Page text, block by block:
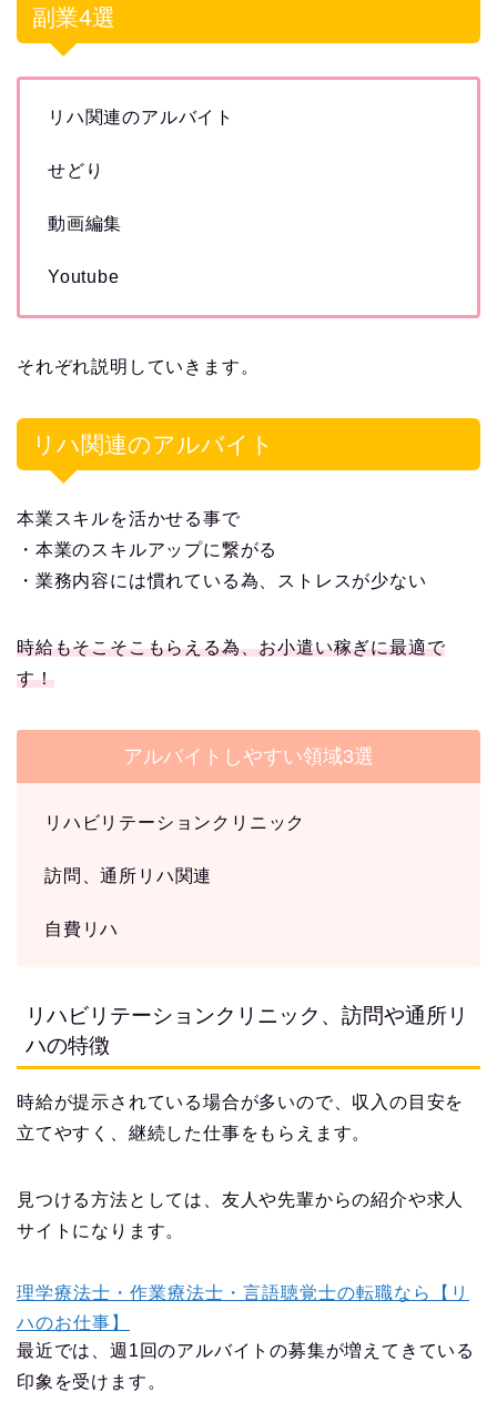
副業4選
リハ関連のアルバイト
せどり
動画編集
Youtube
それぞれ説明していきます。
リハ関連のアルバイト
本業スキルを活かせる事で
・本業のスキルアップに繋がる
・業務内容には慣れている為、ストレスが少ない
時給もそこそこもらえる為、お小遣い稼ぎに最適で
す！
アルバイトしやすい領域3選
リハビリテーションクリニック
訪問、通所リハ関連
自費リハ
リハビリテーションクリニック、訪問や通所リ
ハの特徴
時給が提示されている場合が多いので、収入の目安を
立てやすく、継続した仕事をもらえます。
見つける方法としては、友人や先輩からの紹介や求人
サイトになります。
理学療法士・作業療法士・言語聴覚士の転職なら【リ
ハのお仕事】
最近では、週1回のアルバイトの募集が増えてきている
印象を受けます。